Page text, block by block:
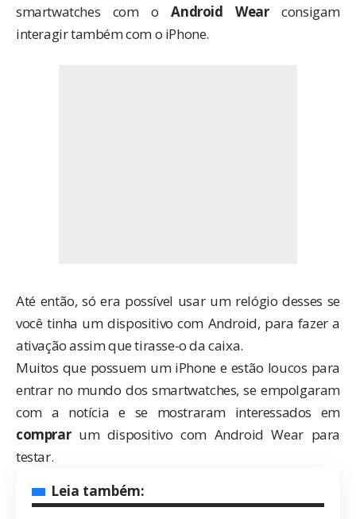
smartwatches com oAndroid Wearconsigam
interagir também com o iPhone.
Até então, só era possível usar um relógio desses se
você tinha um dispositivo com Android, para fazer a
ativação assim que tirasse-o da caixa.
Muitos que possuem um iPhone e estão loucos para
entrar no mundo dos smartwatches, se empolgaram
com a notícia e se mostraram interessados em
comprarum dispositivo com Android Wear para
testar.
Leia também: